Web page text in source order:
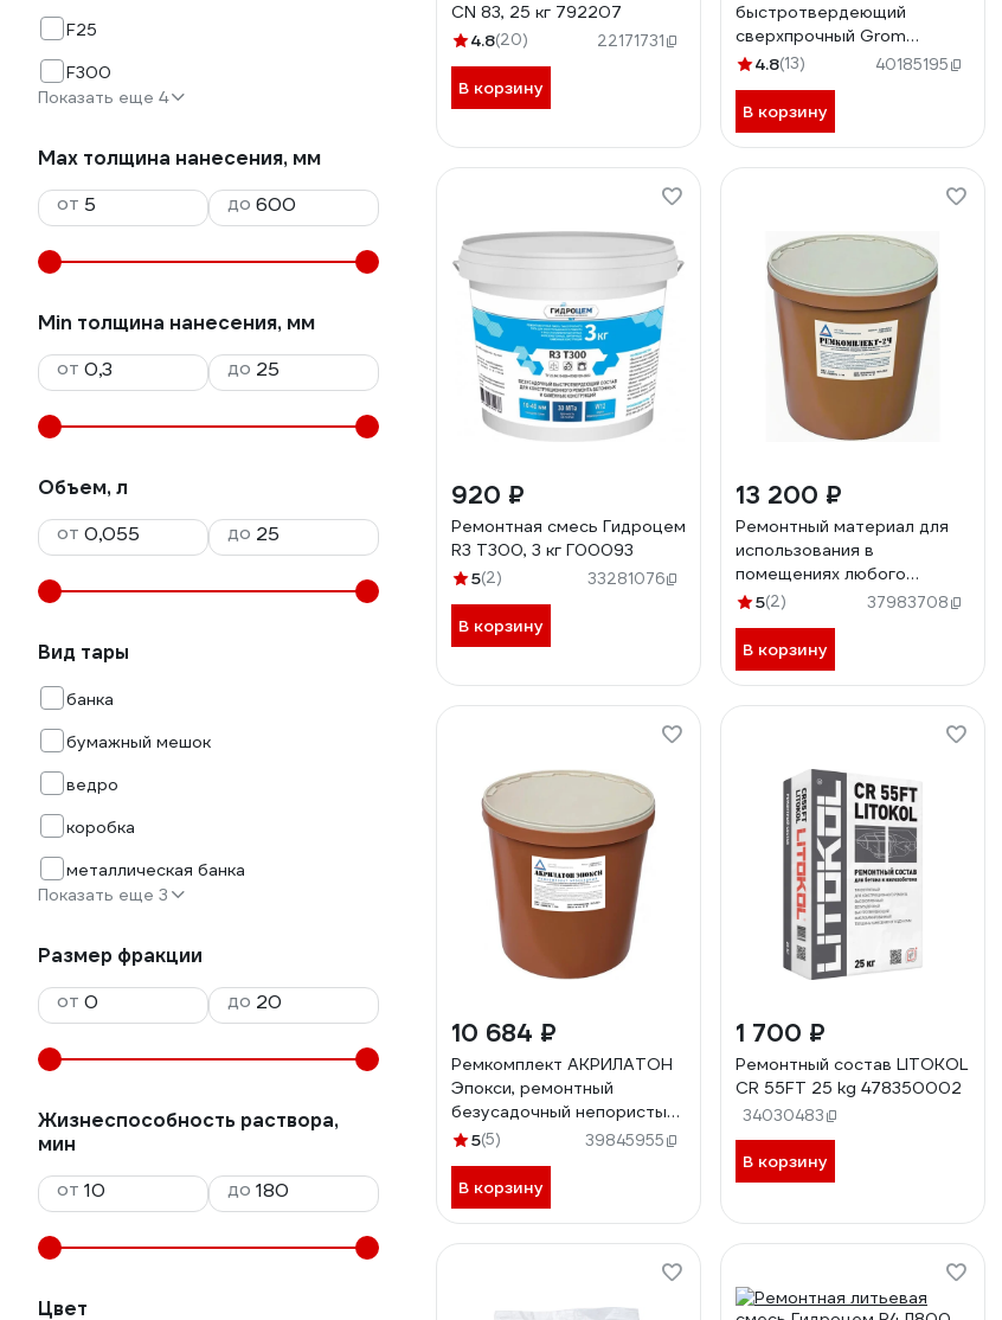
F25
F300
Показать еще 4
Max толщина нанесения, мм
от
до
Min толщина нанесения, мм
от
до
Объем, л
от
до
Вид тары
банка
бумажный мешок
ведро
коробка
металлическая банка
Показать еще 3
Размер фракции
от
до
Жизнеспособность раствора,
мин
от
до
Цвет
CN 83, 25 кг 792207
4.8(20) 22171731
В корзину
быстротвердеющий
сверхпрочный Grom
полимербетон 1., цвет
4.8(13) 40185195
В корзину
920 ₽
Ремонтная смесь Гидроцем
R3 T300, 3 кг Г00093
5(2) 33281076
В корзину
13 200 ₽
Ремонтный материал для
использования в
помещениях любого
назначения
АКРИЛАТОН
быстротвердеющий,
химически стойкий,
5(2) 37983708
В корзину
10 684 ₽
Ремкомплект АКРИЛАТОН
Эпокси, ремонтный
безусадочный непористый
инертный влагостойкий
полов, 6359000000003
5(5) 39845955
В корзину
1 700 ₽
Ремонтный состав LITOKOL
CR 55FT 25 kg 478350002
34030483
В корзину